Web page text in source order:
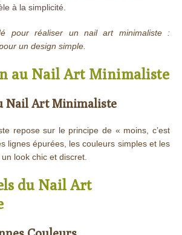
à la simplicité.
pour réaliser un nail art minimaliste :
un design simple.
au Nail Art Minimaliste
Nail Art Minimaliste
repose sur le principe de « moins, c’est
lignes épurées, les couleurs simples et les
look chic et discret.
du Nail Art